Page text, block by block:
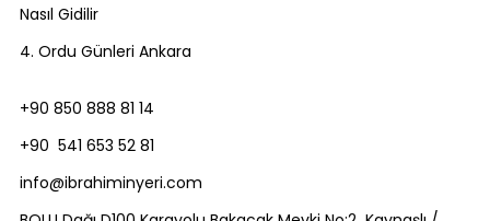
Nasıl Gidilir
4. Ordu Günleri Ankara
+90 850 888 81 14
+90 541 653 52 81
info@ibrahiminyeri.com